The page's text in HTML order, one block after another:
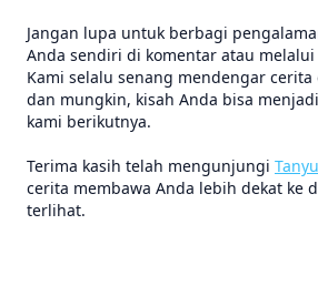
Jangan lupa untuk berbagi
Anda sendiri di komentar atau melalui
Kami selalu senang mendengar
dan mungkin, kisah Anda bisa
kami berikutnya.
Terima kasih telah mengunjungi
cerita membawa Anda lebih dekat ke
terlihat.